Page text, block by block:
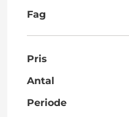
Fag
Pris
Antal
Periode